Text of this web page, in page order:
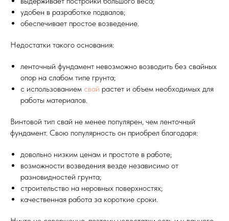
удобен в разработке подвалов;
обеспечивает простое возведение.
Недостатки такого основания:
ленточный фундамент невозможно возводить без свайных
опор на слабом типе грунта;
с использованием свай растет и объем необходимых для
работы материалов.
Винтовой тип свай не менее популярен, чем ленточный
фундамент. Свою популярность он приобрел благодаря:
довольно низким ценам и простоте в работе;
возможности возведения везде независимо от
разновидностей грунта;
строительство на неровных поверхностях;
качественная работа за короткие сроки.